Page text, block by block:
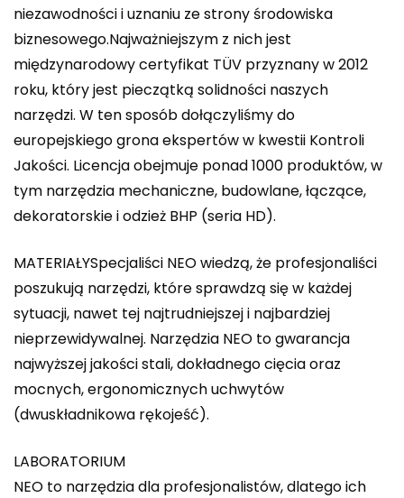
niezawodności i uznaniu ze strony środowiska
biznesowego.Najważniejszym z nich jest
międzynarodowy certyfikat TÜV przyznany w 2012
roku, który jest pieczątką solidności naszych
narzędzi. W ten sposób dołączyliśmy do
europejskiego grona ekspertów w kwestii Kontroli
Jakości. Licencja obejmuje ponad 1000 produktów, w
tym narzędzia mechaniczne, budowlane, łączące,
dekoratorskie i odzież BHP (seria HD).
MATERIAŁYSpecjaliści NEO wiedzą, że profesjonaliści
poszukują narzędzi, które sprawdzą się w każdej
sytuacji, nawet tej najtrudniejszej i najbardziej
nieprzewidywalnej. Narzędzia NEO to gwarancja
najwyższej jakości stali, dokładnego cięcia oraz
mocnych, ergonomicznych uchwytów
(dwuskładnikowa rękojeść).
LABORATORIUM
NEO to narzędzia dla profesjonalistów, dlatego ich